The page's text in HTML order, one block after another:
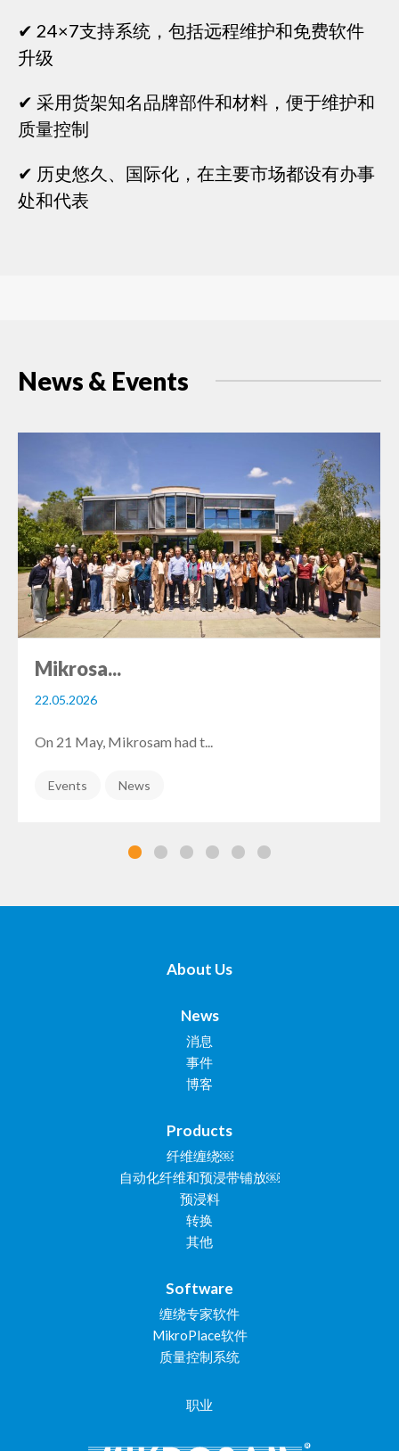
✔ 24×7支持系统，包括远程维护和免费软件
升级
✔ 采用货架知名品牌部件和材料，便于维护和
质量控制
✔ 历史悠久、国际化，在主要市场都设有办事
处和代表
News & Events
Mikrosa...
22.05.2026
On 21 May, Mikrosam had t...
Events News
About Us
News
消息
事件
博客
Products
纤维缠绕￼
自动化纤维和预浸带铺放￼
预浸料
转换
其他
Software
缠绕专家软件
MikroPlace软件
质量控制系统
职业